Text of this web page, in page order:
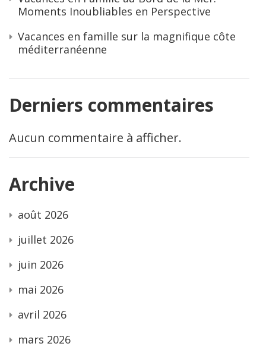
Moments Inoubliables en Perspective
Vacances en famille sur la magnifique côte
méditerranéenne
Derniers commentaires
Aucun commentaire à afficher.
Archive
août 2026
juillet 2026
juin 2026
mai 2026
avril 2026
mars 2026